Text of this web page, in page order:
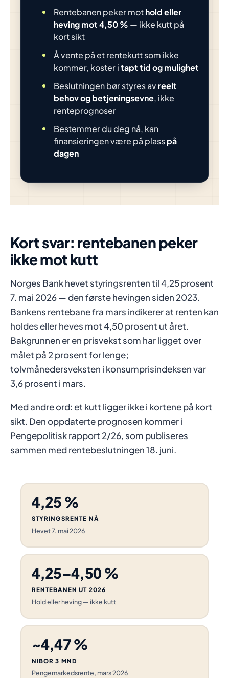
Rentebanen peker mothold eller
heving mot 4,50 % — ikke kutt på
kort sikt
Å vente på et rentekutt som ikke
kommer, koster itapt tid og mulighet
Beslutningen bør styres avreelt
behov og betjeningsevne, ikke
renteprognoser
Bestemmer du deg nå, kan
finansieringen være på plasspå
dagen
Kort svar: rentebanen peker
ikke mot kutt
Norges Bank hevet styringsrenten til 4,25 prosent
7. mai 2026 — den første hevingen siden 2023.
Bankens rentebane fra mars indikerer at renten kan
holdes eller heves mot 4,50 prosent ut året.
Bakgrunnen er en prisvekst som har ligget over
målet på 2 prosent for lenge;
tolvmånedersveksten i konsumprisindeksen var
3,6 prosent i mars.
Med andre ord: et kutt ligger ikke i kortene på kort
sikt. Den oppdaterte prognosen kommer i
Pengepolitisk rapport 2/26, som publiseres
sammen med rentebeslutningen 18. juni.
4,25 %
STYRINGSRENTE NÅ
Hevet 7. mai 2026
4,25–4,50 %
RENTEBANEN UT 2026
Hold eller heving — ikke kutt
~4,47 %
NIBOR 3 MND
Pengemarkedsrente, mars 2026